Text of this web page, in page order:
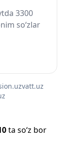
3300
so‘zlar
vatt.uz
ta so‘z bor